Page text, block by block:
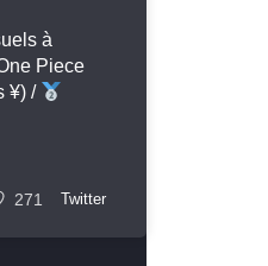
à
Piece
¥) /
271 Twitter